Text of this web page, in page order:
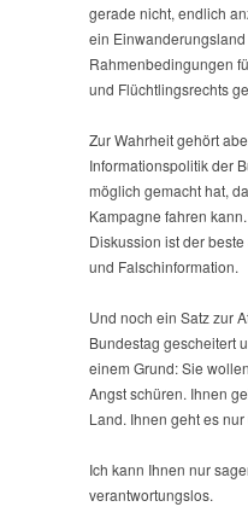
gerade nicht, endlich
ein
Rahmenbedingungen
und Flüchtlingsrechts
Zur Wahrheit gehört
Informationspolitik der
möglich gemacht hat,
Kampagne fahren
Diskussion ist der
und Falschinformation.
Und noch ein Satz zur
Bundestag gescheitert
einem Grund: Sie
Angst schüren. Ihnen
Land. Ihnen geht es
Ich kann Ihnen nur
verantwortungslos.